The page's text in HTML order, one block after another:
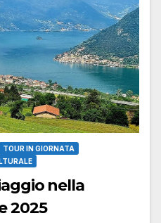
TOUR IN GIORNATA
nella
2025